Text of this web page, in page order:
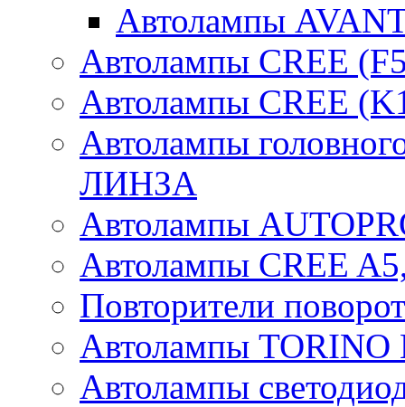
Автолампы
Автолампы CREE
Автолампы CREE
Автолампы
ЛИНЗА
Автолампы
Автолампы CREE
Повторители
Автолампы
Автолампы